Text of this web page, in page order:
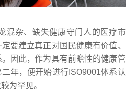
混杂、缺失健康守门人的医疗市
要建立真正对国民健康有价值、
因此，作为具有前瞻性的健康管
年，便开始进行ISO9001体系认
为罕见。